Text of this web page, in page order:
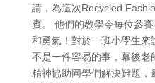
請，為這次Recycled
賓。 他們的教學令每位參
和勇氣！對於一班小學生
不是一件容易的事，幕後老
精神協助同學們解決難題，